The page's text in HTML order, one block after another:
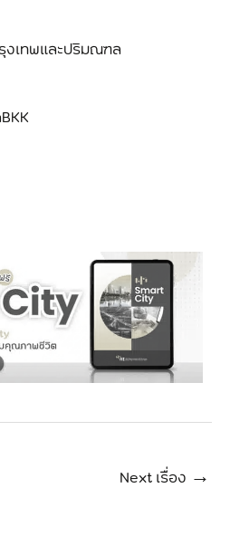
งเทพและปริมณฑล
Next เรื่อง →